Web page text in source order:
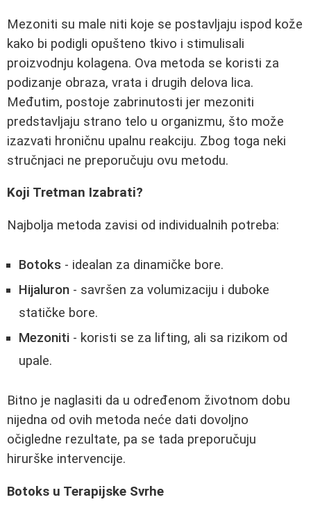
Mezoniti su male niti koje se postavljaju ispod kože
kako bi podigli opušteno tkivo i stimulisali
proizvodnju kolagena. Ova metoda se koristi za
podizanje obraza, vrata i drugih delova lica.
Međutim, postoje zabrinutosti jer mezoniti
predstavljaju strano telo u organizmu, što može
izazvati hroničnu upalnu reakciju. Zbog toga neki
stručnjaci ne preporučuju ovu metodu.
Koji Tretman Izabrati?
Najbolja metoda zavisi od individualnih potreba:
Botoks - idealan za dinamičke bore.
Hijaluron - savršen za volumizaciju i duboke
statičke bore.
Mezoniti - koristi se za lifting, ali sa rizikom od
upale.
Bitno je naglasiti da u određenom životnom dobu
nijedna od ovih metoda neće dati dovoljno
očigledne rezultate, pa se tada preporučuju
hirurške intervencije.
Botoks u Terapijske Svrhe